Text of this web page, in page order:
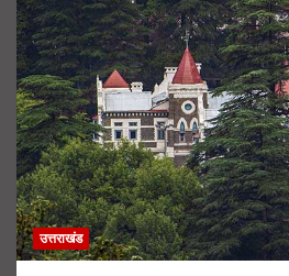
उत्तराखंड